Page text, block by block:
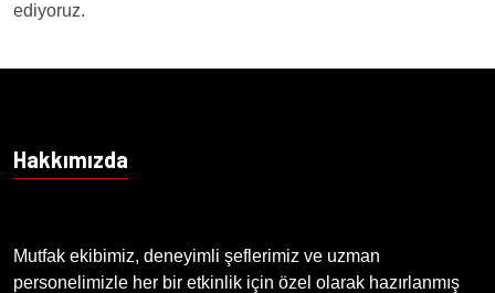
ediyoruz.
Hakkımızda
Mutfak ekibimiz, deneyimli şeflerimiz ve uzman
personelimizle her bir etkinlik için özel olarak hazırlanmış